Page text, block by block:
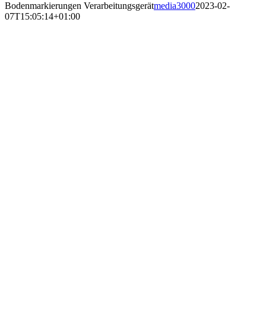
Bodenmarkierungen Verarbeitungsgerätmedia30002023-02-
07T15:05:14+01:00